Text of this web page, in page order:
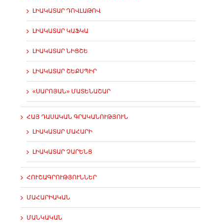
ԼԻԱԿԱՏԱՐ ԴՈՎԼԱԹՈՎ
ԼԻԱԿԱՏԱՐ ԿԱՖԿԱ
ԼԻԱԿԱՏԱՐ ՆԻՑՇԵ
ԼԻԱԿԱՏԱՐ ՇԵՔՍՊԻՐ
«ՍԱՐՈՅԱՆ» ՄԱՏԵՆԱՇԱՐ
ՀԱՅ ԴԱՍԱԿԱՆ ԳՐԱԿԱՆՈՒԹՅՈՒՆ
ԼԻԱԿԱՏԱՐ ՄԱՀԱՐԻ
ԼԻԱԿԱՏԱՐ ՉԱՐԵՆՑ
ՀՈՒՇԱԳՐՈՒԹՅՈՒՆՆԵՐ
ՄԱՀԱՐԻԱԿԱՆ
ՄԱՆԿԱԿԱՆ